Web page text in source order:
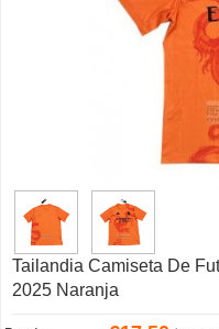
Tailandia Camiseta De
2025 Naranja